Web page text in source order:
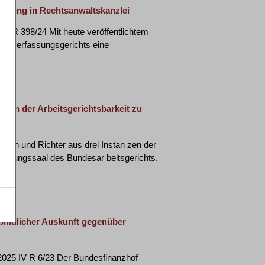
in Rechtsanwaltskanzlei
398/24 Mit heute veröffentlichtem
eine
der Arbeitsgerichtsbarkeit zu
und Richter aus drei Instan zen der
des Bundesar beitsgerichts.
Auskunft gegenüber
IV R 6/23 Der Bundesfinanzhof